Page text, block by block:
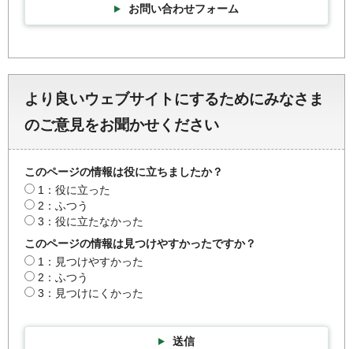
お問い合わせフォーム
より良いウェブサイトにするためにみなさま
のご意見をお聞かせください
このページの情報は役に立ちましたか？
1：役に立った
2：ふつう
3：役に立たなかった
このページの情報は見つけやすかったですか？
1：見つけやすかった
2：ふつう
3：見つけにくかった
送信